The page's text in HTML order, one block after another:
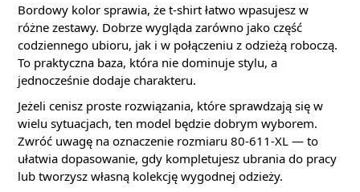
Bordowy kolor sprawia, że t-shirt łatwo wpasujesz w
różne zestawy. Dobrze wygląda zarówno jako część
codziennego ubioru, jak i w połączeniu z odzieżą roboczą.
To praktyczna baza, która nie dominuje stylu, a
jednocześnie dodaje charakteru.
Jeżeli cenisz proste rozwiązania, które sprawdzają się w
wielu sytuacjach, ten model będzie dobrym wyborem.
Zwróć uwagę na oznaczenie rozmiaru 80-611-XL — to
ułatwia dopasowanie, gdy kompletujesz ubrania do pracy
lub tworzysz własną kolekcję wygodnej odzieży.